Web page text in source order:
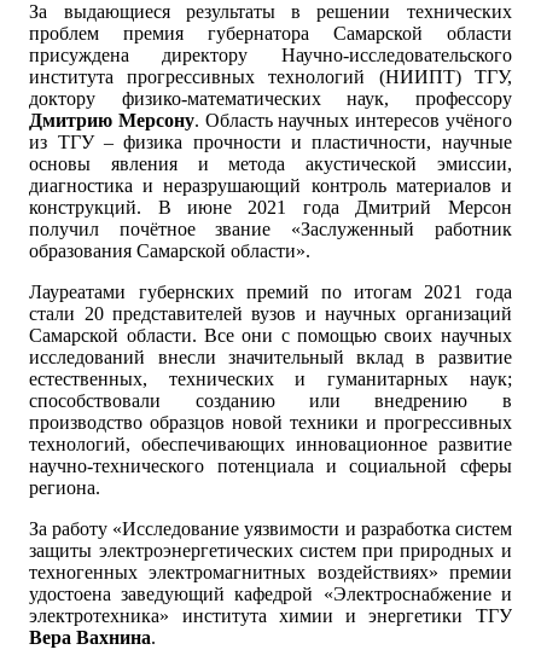
За выдающиеся результаты в решении технических
проблем премия губернатора Самарской области
присуждена директору Научно-исследовательского
института прогрессивных технологий (НИИПТ) ТГУ,
доктору физико-математических наук, профессору
Дмитрию Мерсону. Область научных интересов учёного
из ТГУ – физика прочности и пластичности, научные
основы явления и метода акустической эмиссии,
диагностика и неразрушающий контроль материалов и
конструкций. В июне 2021 года Дмитрий Мерсон
получил почётное звание «Заслуженный работник
образования Самарской области».
Лауреатами губернских премий по итогам 2021 года
стали 20 представителей вузов и научных организаций
Самарской области. Все они с помощью своих научных
исследований внесли значительный вклад в развитие
естественных, технических и гуманитарных наук;
способствовали созданию или внедрению в
производство образцов новой техники и прогрессивных
технологий, обеспечивающих инновационное развитие
научно-технического потенциала и социальной сферы
региона.
За работу «Исследование уязвимости и разработка систем
защиты электроэнергетических систем при природных и
техногенных электромагнитных воздействиях» премии
удостоена заведующий кафедрой «Электроснабжение и
электротехника» института химии и энергетики ТГУ
Вера Вахнина.